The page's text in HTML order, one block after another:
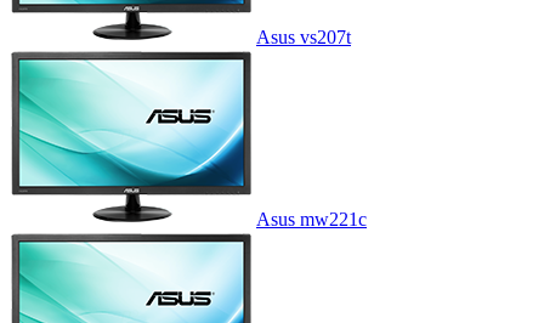
Asus vs207t
Asus mw221c